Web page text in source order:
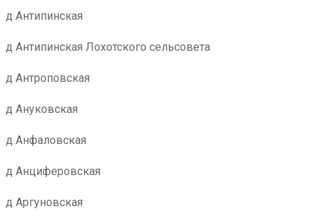
д Антипинская
д Антипинская Лохотского сельсовета
д Антроповская
д Ануковская
д Анфаловская
д Анциферовская
д Аргуновская